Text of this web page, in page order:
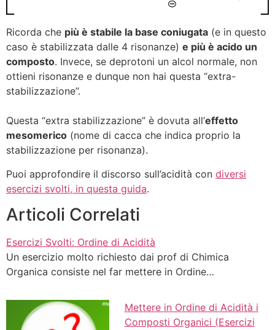
Ricorda che più è stabile la base coniugata (e in questo
caso è stabilizzata dalle 4 risonanze) e più è acido un
composto. Invece, se deprotoni un alcol normale, non
ottieni risonanze e dunque non hai questa “extra-
stabilizzazione”.
Questa “extra stabilizzazione” è dovuta all’effetto
mesomerico (nome di cacca che indica proprio la
stabilizzazione per risonanza).
Puoi approfondire il discorso sull’acidità con diversi
esercizi svolti, in questa guida.
Articoli Correlati
Esercizi Svolti: Ordine di Acidità
Un esercizio molto richiesto dai prof di Chimica
Organica consiste nel far mettere in Ordine…
Mettere in Ordine di Acidità i
Composti Organici (Esercizi